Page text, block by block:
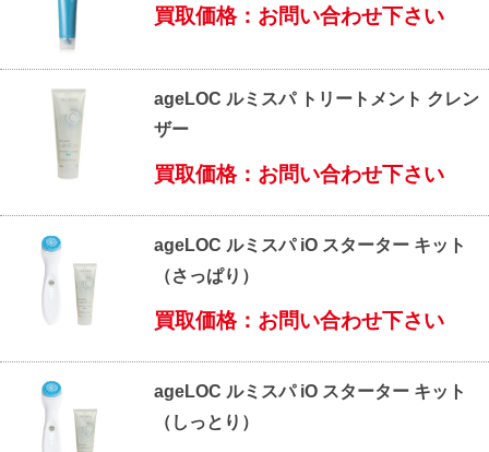
買取価格：お問い合わせ下さい
ageLOC ルミスパ トリートメント クレン
ザー
買取価格：お問い合わせ下さい
ageLOC ルミスパ iO スターター キット
（さっぱり）
買取価格：お問い合わせ下さい
ageLOC ルミスパ iO スターター キット
（しっとり）